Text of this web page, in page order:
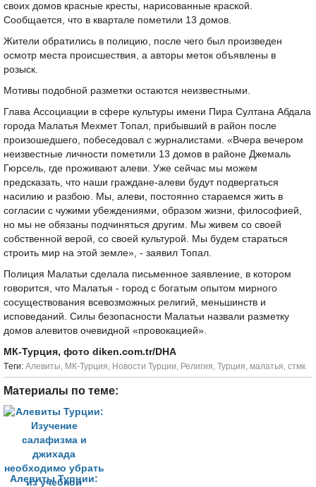
своих домов красные кресты, нарисованные краской.
Сообщается, что в квартале пометили 13 домов.
Жители обратились в полицию, после чего был произведен
осмотр места происшествия, а авторы меток объявлены в
розыск.
Мотивы подобной разметки остаются неизвестными.
Глава Ассоциации в сфере культуры имени Пира Султана Абдала
города Малатья Мехмет Топал, прибывший в район после
произошедшего, побеседовал с журналистами. «Вчера вечером
неизвестные личности пометили 13 домов в районе Джемаль
Гюрсель, где проживают алеви. Уже сейчас мы можем
предсказать, что наши граждане-алеви будут подвергаться
насилию и разбою. Мы, алеви, постоянно стараемся жить в
согласии с чужими убеждениями, образом жизни, философией,
но мы не обязаны подчиняться другим. Мы живем со своей
собственной верой, со своей культурой. Мы будем стараться
строить мир на этой земле», - заявил Топал.
Полиция Малатьи сделала письменное заявление, в котором
говорится, что Малатья - город с богатым опытом мирного
сосуществования всевозможных религий, меньшинств и
исповеданий. Силы безопасности Малатьи назвали разметку
домов алевитов очевидной «провокацией».
МК-Турция, фото diken.com.tr/DHA
Tеги: Алевиты, МК-Турция, Новости Турции, Религия, Турция, малатья, стмк
Материалы по теме:
Алевиты Турции: